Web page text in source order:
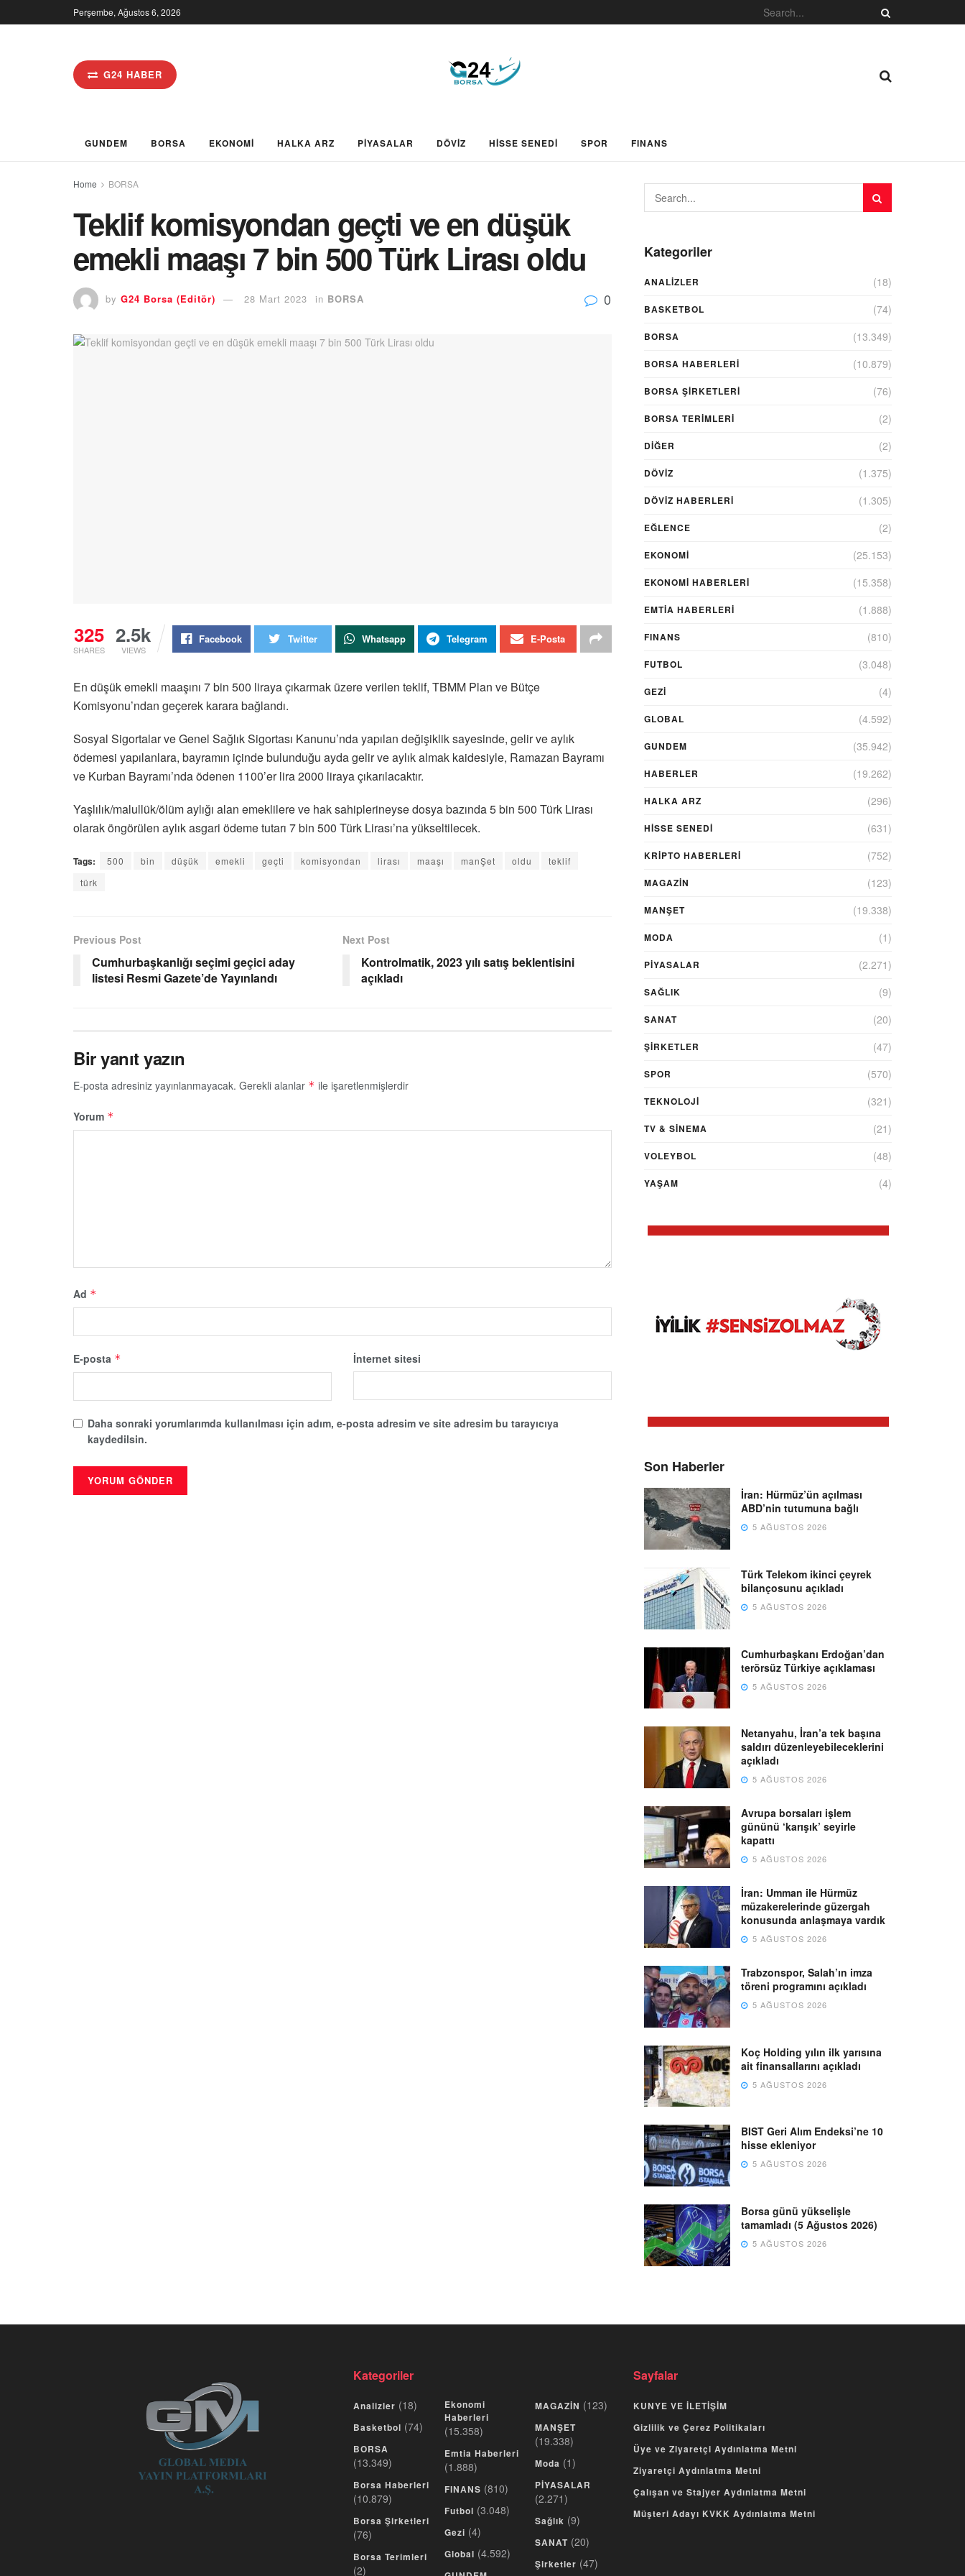
Perşembe, Ağustos 6, 2026
G24 HABER
GUNDEM BORSA EKONOMİ HALKA ARZ PİYASALAR DÖVİZ HİSSE SENEDİ SPOR FINANS
Home BORSA
Teklif komisyondan geçti ve en düşük
emekli maaşı 7 bin 500 Türk Lirası oldu
by G24 Borsa (Editör) 28 Mart 2023 in BORSA 0
325
SHARES
2.5k
VIEWS
Facebook Twitter Whatsapp Telegram E-Posta
En düşük emekli maaşını 7 bin 500 liraya çıkarmak üzere verilen teklif, TBMM Plan ve Bütçe
Komisyonu’ndan geçerek karara bağlandı.
Sosyal Sigortalar ve Genel Sağlık Sigortası Kanunu’nda yapılan değişiklik sayesinde, gelir ve aylık
ödemesi yapılanlara, bayramın içinde bulunduğu ayda gelir ve aylık almak kaidesiyle, Ramazan Bayramı
ve Kurban Bayramı’nda ödenen 1100’er lira 2000 liraya çıkarılacaktır.
Yaşlılık/malullük/ölüm aylığı alan emeklilere ve hak sahiplerineyse dosya bazında 5 bin 500 Türk Lirası
olarak öngörülen aylık asgari ödeme tutarı 7 bin 500 Türk Lirası’na yükseltilecek.
Tags: 500 bin düşük emekli geçti komisyondan lirası maaşı manŞet oldu
teklif
türk
Previous Post
Cumhurbaşkanlığı seçimi geçici aday
listesi Resmi Gazete’de Yayınlandı
Next Post
Kontrolmatik, 2023 yılı satış beklentisini
açıkladı
Bir yanıt yazın
E-posta adresiniz yayınlanmayacak. Gerekli alanlar * ile işaretlenmişlerdir
Yorum *
Ad *
E-posta * İnternet sitesi
Daha sonraki yorumlarımda kullanılması için adım, e-posta adresim ve site adresim bu tarayıcıya
kaydedilsin.
Kategoriler
ANALIZLER (18)
BASKETBOL (74)
BORSA (13.349)
BORSA HABERLERI (10.879)
BORSA ŞIRKETLERI (76)
BORSA TERIMLERI (2)
DIĞER (2)
DÖVİZ (1.375)
DÖVIZ HABERLERI (1.305)
EĞLENCE (2)
EKONOMİ (25.153)
EKONOMI HABERLERI (15.358)
EMTIA HABERLERI (1.888)
FINANS (810)
FUTBOL (3.048)
GEZI (4)
GLOBAL (4.592)
GUNDEM (35.942)
HABERLER (19.262)
HALKA ARZ (296)
HİSSE SENEDİ (631)
KRIPTO HABERLERI (752)
MAGAZİN (123)
MANŞET (19.338)
MODA (1)
PİYASALAR (2.271)
SAĞLIK (9)
SANAT (20)
ŞIRKETLER (47)
SPOR (570)
TEKNOLOJİ (321)
TV & SINEMA (21)
VOLEYBOL (48)
YAŞAM (4)
Son Haberler
İran: Hürmüz’ün açılması
ABD’nin tutumuna bağlı
5 AĞUSTOS 2026
Türk Telekom ikinci çeyrek
bilançosunu açıkladı
5 AĞUSTOS 2026
Cumhurbaşkanı Erdoğan’dan
terörsüz Türkiye açıklaması
5 AĞUSTOS 2026
Netanyahu, İran’a tek başına
saldırı düzenleyebileceklerini
açıkladı
5 AĞUSTOS 2026
Avrupa borsaları işlem
gününü ‘karışık’ seyirle
kapattı
5 AĞUSTOS 2026
İran: Umman ile Hürmüz
müzakerelerinde güzergah
konusunda anlaşmaya vardık
5 AĞUSTOS 2026
Trabzonspor, Salah’ın imza
töreni programını açıkladı
5 AĞUSTOS 2026
Koç Holding yılın ilk yarısına
ait finansallarını açıkladı
5 AĞUSTOS 2026
BIST Geri Alım Endeksi’ne 10
hisse ekleniyor
5 AĞUSTOS 2026
Borsa günü yükselişle
tamamladı (5 Ağustos 2026)
5 AĞUSTOS 2026
Kategoriler
Analizler (18)
Basketbol (74)
BORSA
(13.349)
Borsa Haberleri
(10.879)
Borsa Şirketleri
(76)
Borsa Terimleri
(2)
Ekonomi
Haberleri
(15.358)
Emtia Haberleri
(1.888)
FINANS (810)
Futbol (3.048)
Gezi (4)
Global (4.592)
MAGAZİN (123)
MANŞET
(19.338)
Moda (1)
PİYASALAR
(2.271)
Sağlık (9)
SANAT (20)
Şirketler (47)
Sayfalar
KUNYE VE İLETİŞİM
Gizlilik ve Çerez Politikaları
Üye ve Ziyaretçi Aydınlatma Metni
Ziyaretçi Aydınlatma Metni
Çalışan ve Stajyer Aydınlatma Metni
Müşteri Adayı KVKK Aydınlatma Metni